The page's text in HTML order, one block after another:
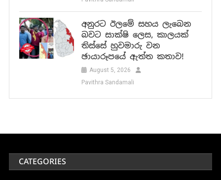
අනුරට ඊලමේ සහය ලැබෙන
බවට සාක්ෂි ලෙස, කාලයක්
තිස්සේ හුවමාරු වන
ඡායාරූපයේ ඇත්ත කතාව!
August 5, 2026
Pavithra Sandamali
CATEGORIES